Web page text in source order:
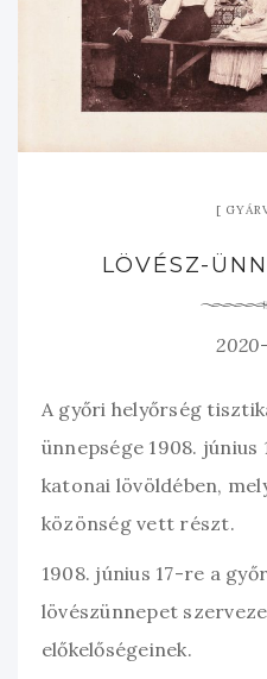
LÖVÉSZ-
A győri helyőrség
ünnepsége 1908.
katonai lövöldében,
közönség vett részt.
1908. június 17-re a
lövészünnepet
előkelőségeinek.